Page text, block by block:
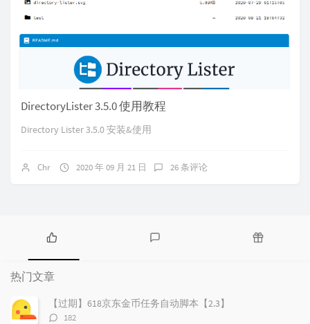
DirectoryLister 3.5.0 使用教程
Directory Lister 3.5.0 安装&使用
Chr 2020 年 09 月 21 日 26 条评论
热
门
文
章
论
热门文章
【过期】618京东金币任务自动脚本【2.3】
评
182